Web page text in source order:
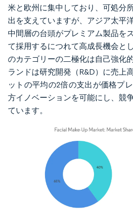
米と欧州に集中しており、可処分
出を支えていますが、アジア太平
中間層の台頭がプレミアム製品を
て採用するにつれて高成長機会と
のカテゴリーの二極化は自己強化
ランドは研究開発（R&D）に売上
ットの平均の2倍の支出が価格プ
方イノベーションを可能にし、競
ています。